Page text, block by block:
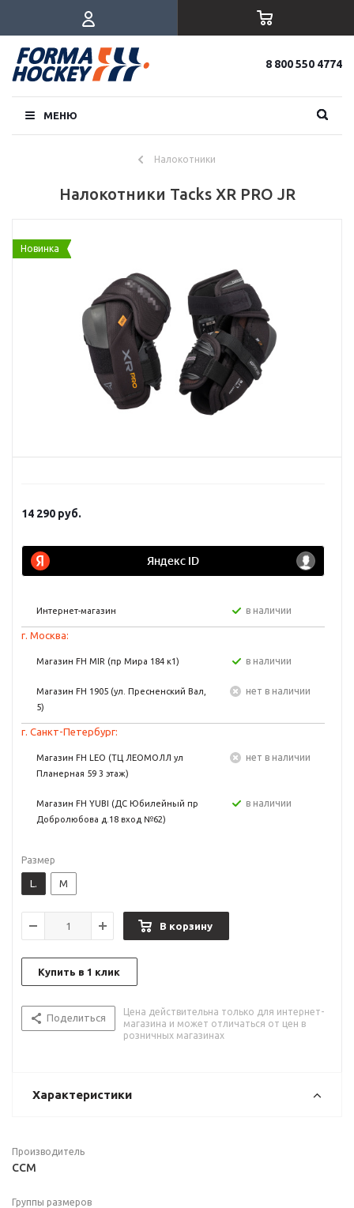
8 800 550 4774
МЕНЮ
Налокотники
Налокотники Tacks XR PRO JR
Новинка
14 290 руб.
Интернет-магазин в наличии
г. Москва:
Магазин FH MIR (пр Мира 184 к1) в наличии
Магазин FH 1905 (ул. Пресненский Вал,
5)
Нет в наличии
г. Санкт-Петербург:
Магазин FH LEO (ТЦ ЛЕОМОЛЛ ул
Планерная 59 3 этаж)
Нет в наличии
Магазин FH YUBI (ДС Юбилейный пр
Добролюбова д.18 вход №62)
в наличии
Размер
L. M
В корзину
Купить в 1 клик
Поделиться
Цена действительна только для интернет-
магазина и может отличаться от цен в
розничных магазинах
Характеристики
Производитель
CCM
Группы размеров